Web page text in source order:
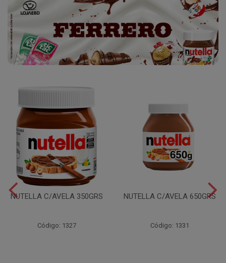
NUTELLA C/AVELA 350GRS
Código: 1327
NUTELLA C/AVELA 650GRS
Código: 1331